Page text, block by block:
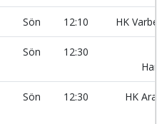
Sön 12:10 HK
Sön 12:30
Sön 12:30 HK